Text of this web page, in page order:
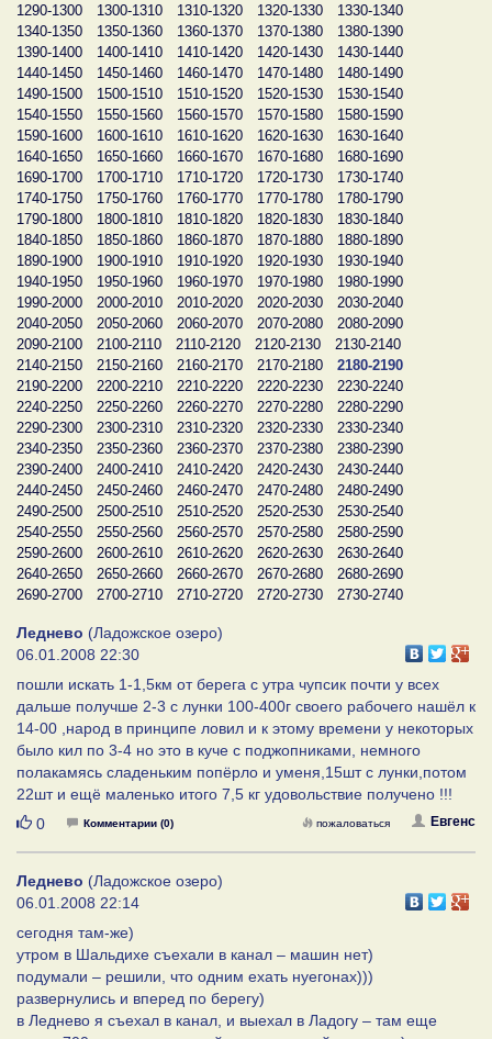
1290-1300
1300-1310 1310-1320 1320-1330
1330-1340
1340-1350
1350-1360 1360-1370 1370-1380
1380-1390
1390-1400
1400-1410 1410-1420 1420-1430
1430-1440
1440-1450
1450-1460 1460-1470 1470-1480
1480-1490
1490-1500
1500-1510 1510-1520 1520-1530
1530-1540
1540-1550
1550-1560 1560-1570 1570-1580
1580-1590
1590-1600
1600-1610 1610-1620 1620-1630
1630-1640
1640-1650
1650-1660 1660-1670 1670-1680
1680-1690
1690-1700
1700-1710 1710-1720 1720-1730
1730-1740
1740-1750
1750-1760 1760-1770 1770-1780
1780-1790
1790-1800
1800-1810 1810-1820 1820-1830
1830-1840
1840-1850
1850-1860 1860-1870 1870-1880
1880-1890
1890-1900
1900-1910 1910-1920 1920-1930
1930-1940
1940-1950
1950-1960 1960-1970 1970-1980
1980-1990
1990-2000
2000-2010 2010-2020 2020-2030
2030-2040
2040-2050
2050-2060 2060-2070 2070-2080
2080-2090
2090-2100
2100-2110 2110-2120 2120-2130
2130-2140
2140-2150
2150-2160 2160-2170 2170-2180
2180-2190
2190-2200
2200-2210 2210-2220 2220-2230
2230-2240
2240-2250
2250-2260 2260-2270 2270-2280
2280-2290
2290-2300
2300-2310 2310-2320 2320-2330
2330-2340
2340-2350
2350-2360 2360-2370 2370-2380
2380-2390
2390-2400
2400-2410 2410-2420 2420-2430
2430-2440
2440-2450
2450-2460 2460-2470 2470-2480
2480-2490
2490-2500
2500-2510 2510-2520 2520-2530
2530-2540
2540-2550
2550-2560 2560-2570 2570-2580
2580-2590
2590-2600
2600-2610 2610-2620 2620-2630
2630-2640
2640-2650
2650-2660 2660-2670 2670-2680
2680-2690
2690-2700
2700-2710 2710-2720 2720-2730 2730-2740
Леднево (Ладожское озеро)
06.01.2008 22:30
пошли искать 1-1,5км от берега с утра чупсик почти у всех
дальше получше 2-3 с лунки 100-400г своего рабочего нашёл к
14-00 ,народ в принципе ловил и к этому времени у некоторых
было кил по 3-4 но это в куче с поджопниками, немного
полакамясь сладеньким попёрло и уменя,15шт с лунки,потом
22шт и ещё маленько итого 7,5 кг удовольствие получено !!!
Нравится
0 Комментарии (0) Евгенс
пожаловаться
Леднево (Ладожское озеро)
06.01.2008 22:14
сегодня там-же)
утром в Шальдихе съехали в канал – машин нет)
подумали – решили, что одним ехать нуегонах)))
развернулись и вперед по берегу)
в Леднево я съехал в канал, и выехал в Ладогу – там еще